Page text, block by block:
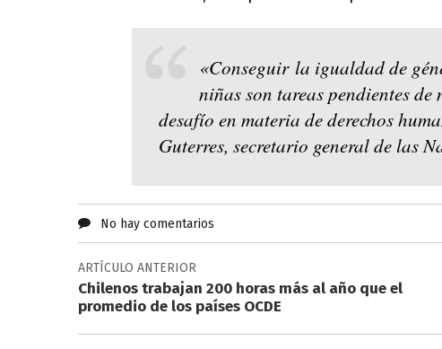
«Conseguir la igualdad de
niñas son tareas pendientes
desafío en materia de derechos
Guterres, secretario general de las
No hay comentarios
ARTÍCULO ANTERIOR
Chilenos trabajan 200 horas más al año que el
promedio de los países OCDE